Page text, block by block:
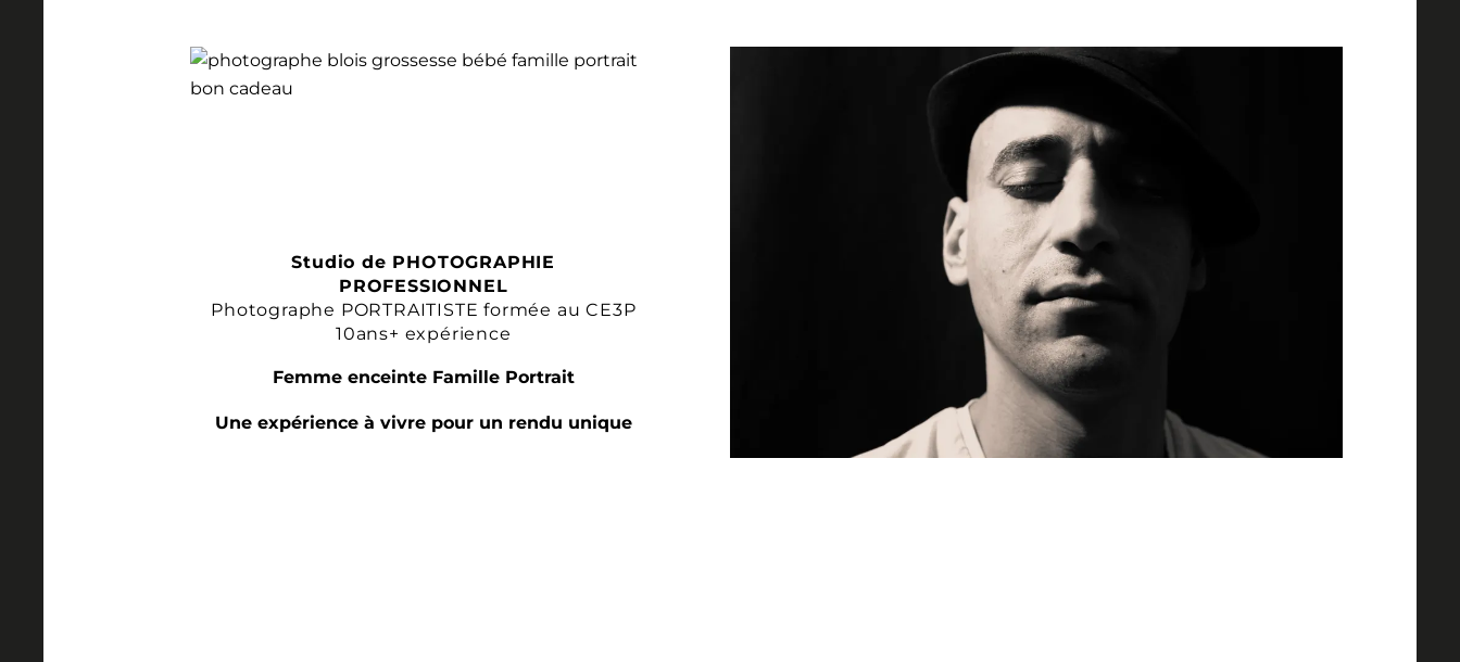
Studio de PHOTOGRAPHIE
PROFESSIONNEL
Photographe PORTRAITISTE formée au CE3P
10ans+ expérience
Femme enceinte Famille Portrait
Une expérience à vivre pour un rendu unique